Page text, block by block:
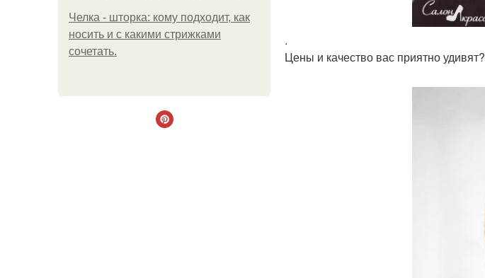
Челка - шторка: кому подходит, как
носить и с какими стрижками
сочетать.
.
Цены и качество вас приятно удивят?